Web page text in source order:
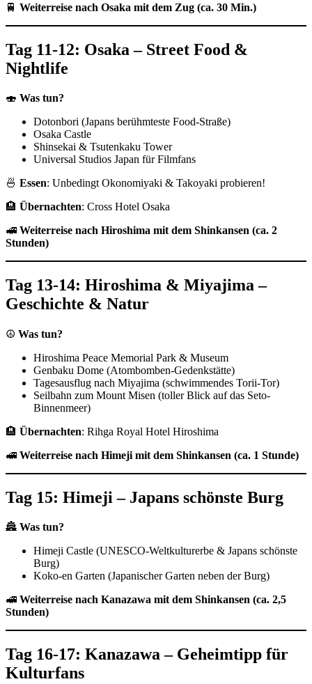
🚆 Weiterreise nach Osaka mit dem Zug (ca. 30 Min.)
Tag 11-12: Osaka – Street Food &
Nightlife
🍣 Was tun?
Dotonbori (Japans berühmteste Food-Straße)
Osaka Castle
Shinsekai & Tsutenkaku Tower
Universal Studios Japan für Filmfans
🍜 Essen: Unbedingt Okonomiyaki & Takoyaki probieren!
🏨 Übernachten: Cross Hotel Osaka
🚅 Weiterreise nach Hiroshima mit dem Shinkansen (ca. 2
Stunden)
Tag 13-14: Hiroshima & Miyajima –
Geschichte & Natur
☮️ Was tun?
Hiroshima Peace Memorial Park & Museum
Genbaku Dome (Atombomben-Gedenkstätte)
Tagesausflug nach Miyajima (schwimmendes Torii-Tor)
Seilbahn zum Mount Misen (toller Blick auf das Seto-
Binnenmeer)
🏨 Übernachten: Rihga Royal Hotel Hiroshima
🚅 Weiterreise nach Himeji mit dem Shinkansen (ca. 1 Stunde)
Tag 15: Himeji – Japans schönste Burg
🏯 Was tun?
Himeji Castle (UNESCO-Weltkulturerbe & Japans schönste
Burg)
Koko-en Garten (Japanischer Garten neben der Burg)
🚅 Weiterreise nach Kanazawa mit dem Shinkansen (ca. 2,5
Stunden)
Tag 16-17: Kanazawa – Geheimtipp für
Kulturfans